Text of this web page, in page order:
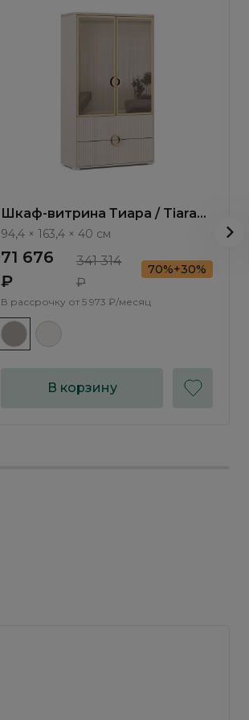
Шкаф-витрина Тиара / Tiara
RT421.2.F
94,4 × 163,4 × 40 см
71 676
₽
341 314
₽
70%+30%
В рассрочку от 5 973 ₽/месяц
В корзину